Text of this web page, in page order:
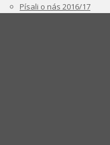
Písali o nás 2016/17